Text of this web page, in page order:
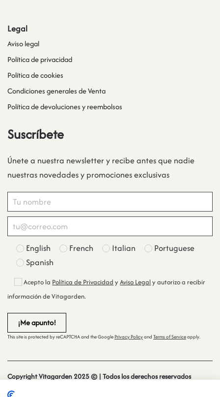
Legal
Aviso legal
Política de privacidad
Política de cookies
Condiciones generales de Venta
Política de devoluciones y reembolsos
Suscríbete
Únete a nuestra newsletter y recibe antes que nadie
nuestras novedades y promociones exclusivas
English French Italian
Portuguese
Spanish
Acepto la Política de Privacidad yAviso Legal y autorizo a recibir
información de Vitagarden.
This site is protected by reCAPTCHA and the Google Privacy Policyand Terms of Serviceapply.
Copyright Vitagarden 2025 © | Todos los derechos reservados